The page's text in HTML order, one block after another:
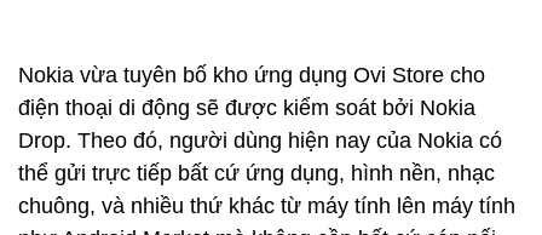
Nokia vừa tuyên bố kho ứng dụng Ovi Store cho
điện thoại di động sẽ được kiểm soát bởi Nokia
Drop. Theo đó, người dùng hiện nay của Nokia có
thể gửi trực tiếp bất cứ ứng dụng, hình nền, nhạc
chuông, và nhiều thứ khác từ máy tính lên máy tính